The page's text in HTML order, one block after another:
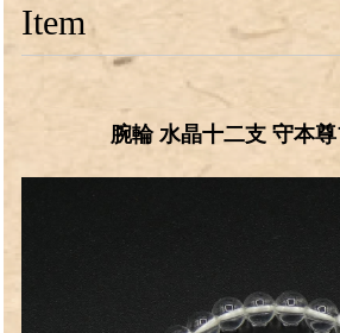
Item
腕輪 水晶十二支 守本尊